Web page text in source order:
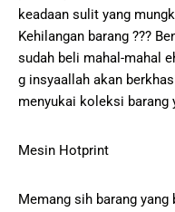
keadaan sulit yang
Kehilangan barang ???
sudah beli mahal-mahal
g insyaallah akan
menyukai koleksi barang
Mesin Hotprint
Memang sih barang